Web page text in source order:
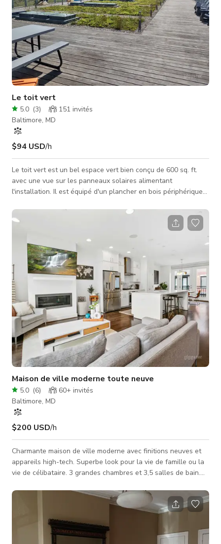
Le toit vert
5.0 (3) 151 invités
Baltimore, MD
$94 USD/h
Le toit vert est un bel espace vert bien conçu de 600 sq. ft.
avec une vue sur les panneaux solaires alimentant
l'installation. Il est équipé d'un plancher en bois périphérique
excellent espace pour les événements lors des journées
ensoleillées et des soirées claires avec un éclairage standard
est également disponible à la location.
Maison de ville moderne toute neuve
5.0 (6) 60+ invités
Baltimore, MD
$200 USD/h
Charmante maison de ville moderne avec finitions neuves et
appareils high-tech. Superbe look pour la vie de famille ou la
vie de célibataire. 3 grandes chambres et 3,5 salles de bain.
lumineux, beaucoup de fenêtres et une terrasse sur le toit